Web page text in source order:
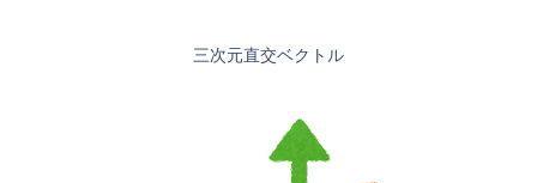
三次元直交ベクトル